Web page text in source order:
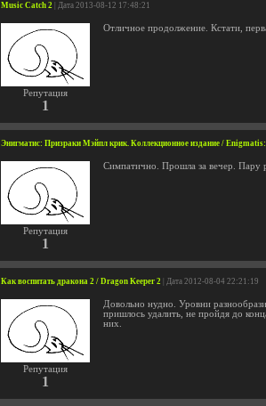
Music Catch 2 | Дата 2013-08-12 17:48:21
Репутация
1
Отличное продолжение. Кстати,
Энигматис: Призраки Мэйпл крик. Коллекционное издание /
Репутация
1
Симпатично. Прошла за вечер. Пару
Как воспитать дракона 2 / Dragon Keeper 2 | Дата 2012-08-04 22:21:19
Репутация
1
Довольно нудно. Уровни
пришлось удалить, не пройдя до
них.